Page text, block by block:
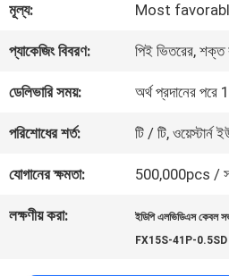
নিয়ন্ত্রণ
আমাদের
সাথে
যোগাযোগ
মূল্য: Most
প্যাকেজিং বিবরণ: পিই ভিতরের, শক্ত
ডেলিভারি সময়: অর্থ প্রদানের পরে
পরিশোধের শর্ত: টি / টি, ওয়েস্টার্ন
যোগানের ক্ষমতা: 500,000pcs /
লক্ষণীয় করা: ইডিপি এলভিডিএস কেবল
FX15S-41P-